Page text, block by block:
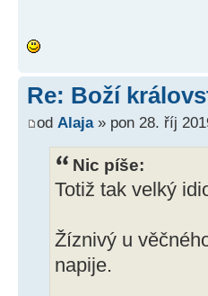
Re: Boží
od Alaja» pon 28. říj
Nic píše:
Totiž tak velký
Žíznivý u
napije.